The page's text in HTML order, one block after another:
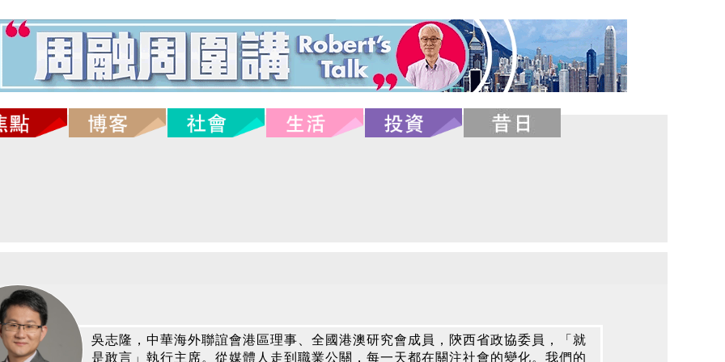
吳志隆，中華海外聯誼會港區理事、全國港澳研究會成員，陝西省政協委員，「就
是敢言」執行主席。從媒體人走到職業公關，每一天都在關注社會的變化。我們的